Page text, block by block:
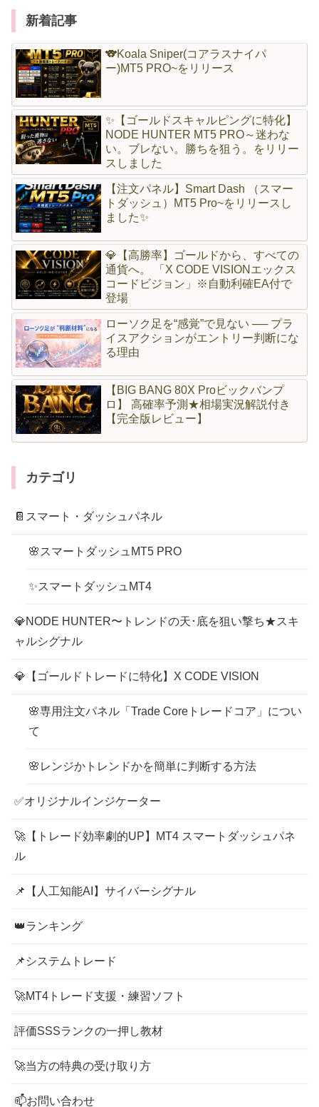
新着記事
🐨Koala Sniper(コアラスナイパ
ー)MT5 PRO~をリリース
✨【ゴールドスキャルピングに特化】
NODE HUNTER MT5 PRO～迷わな
い。ブレない。勝ちを狙う。をリリー
スしました
【注文パネル】Smart Dash （スマー
トダッシュ）MT5 Pro~をリリースし
ました✨
💎【高勝率】ゴールドから、すべての
通貨へ。 「X CODE VISIONエックス
コードビジョン」※自動利確EA付で
登場
ローソク足を“感覚”で見ない ── プラ
イスアクションがエントリー判断にな
る理由
【BIG BANG 80X Proビックバンプ
ロ】 高確率予測★相場実況解説付き
【完全版レビュー】
カテゴリ
📔スマート・ダッシュパネル
🌸スマートダッシュMT5 PRO
✨スマートダッシュMT4
💎NODE HUNTER〜トレンドの天･底を狙い撃ち★スキ
ャルシグナル
💎【ゴールドトレードに特化】X CODE VISION
🌸専用注文パネル「Trade Coreトレードコア」につい
て
🌸レンジかトレンドかを簡単に判断する方法
✅オリジナルインジケーター
🚀【トレード効率劇的UP】MT4 スマートダッシュパネ
ル
📌【人工知能AI】サイバーシグナル
👑ランキング
📌システムトレード
🚀MT4トレード支援・練習ソフト
評価SSSランクの一押し教材
🚀当方の特典の受け取り方
📫お問い合わせ